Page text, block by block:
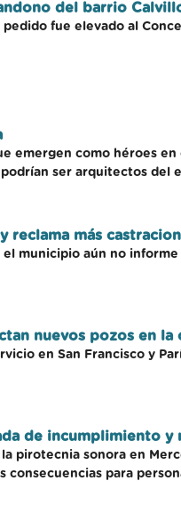
del barrio
fue elevado al
emergen como héroes
ser arquitectos del
reclama más
municipio aún no
nuevos pozos en la
en San Francisco y
de incumplimiento y
pirotecnia sonora en
para